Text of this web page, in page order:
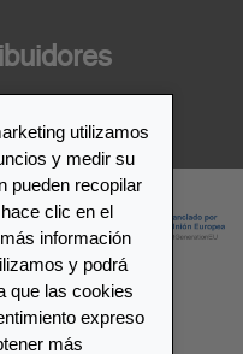
utilizamos
y medir su
pueden recopilar
clic en el
información
y podrá
que las cookies
expreso
más
All rights reserved.